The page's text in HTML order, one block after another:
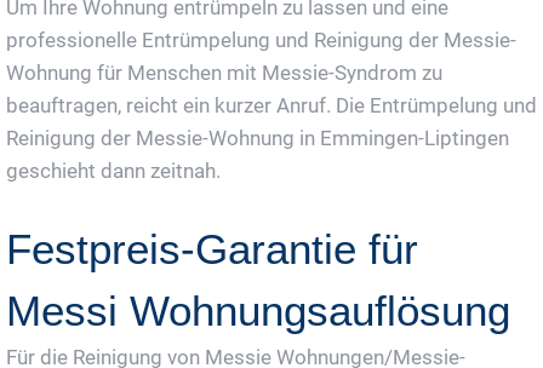
Um Ihre Wohnung entrümpeln zu lassen und eine
professionelle Entrümpelung und Reinigung der Messie-
Wohnung für Menschen mit Messie-Syndrom zu
beauftragen, reicht ein kurzer Anruf. Die Entrümpelung und
Reinigung der Messie-Wohnung in Emmingen-Liptingen
geschieht dann zeitnah.
Festpreis-Garantie für
Messi Wohnungsauflösung
Für die Reinigung von Messie Wohnungen/Messie-